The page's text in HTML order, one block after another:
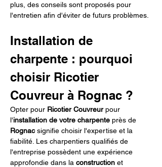
plus, des conseils sont proposés pour
l'entretien afin d'éviter de futurs problèmes.
Installation de
charpente : pourquoi
choisir Ricotier
Couvreur à Rognac ?
Opter pour Ricotier Couvreur pour
l'installation de votre charpente près de
Rognac signifie choisir l'expertise et la
fiabilité. Les charpentiers qualifiés de
l'entreprise possèdent une expérience
approfondie dans la construction et